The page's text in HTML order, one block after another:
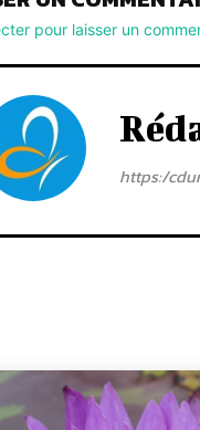
pour laisser un
https:/